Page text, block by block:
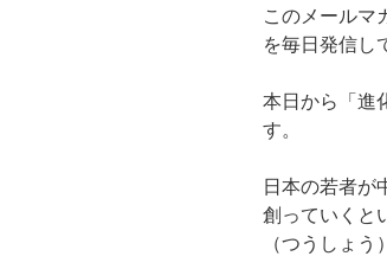
このメールマ
を毎日発信し
本日から「進
す。
日本の若者が
創っていくと
（つうしょ